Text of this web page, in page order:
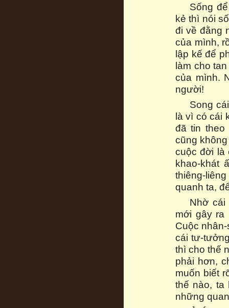
Sống
kẻ thì nói
đi về đằng
của mình,
lập kế để
làm cho
của mình.
người!
Song
là vì có cái
đã tin theo
cũng
cuộc đời là
khao-khát
thiêng-
quanh ta,
Nhờ cái
mới gây ra
Cuộc
cái tư-
thì cho thế
phải hơn,
muốn biết
thế nào, ta
những